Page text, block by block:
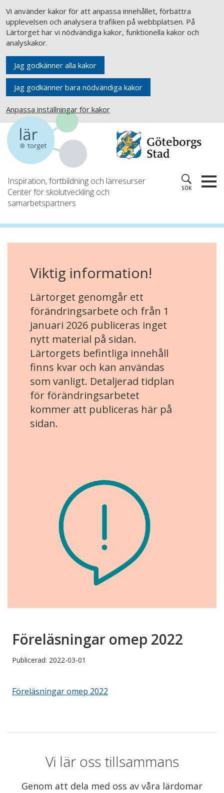
Vi använder kakor för att anpassa innehållet, förbättra
upplevelsen och analysera trafiken på webbplatsen. På
Lärtorget har vi nödvändiga kakor, funktionella kakor och
analyskakor.
Jag godkänner alla kakor
Jag godkänner bara nödvändiga kakor
Anpassa inställningar för kakor
Inspiration, fortbildning och lärresurser
Center för skolutveckling och
samarbetspartners
SÖK
Viktig information!
Lärtorget genomgår ett
förändringsarbete och från 1
januari 2026 publiceras inget
nytt material på sidan.
Lärtorgets befintliga innehåll
finns kvar och kan användas
som vanligt. Detaljerad tidplan
för förändringsarbetet
kommer att publiceras här på
sidan.
Föreläsningar omep 2022
Publicerad: 2022-03-01
Föreläsningar omep 2022
Vi lär oss tillsammans
Genom att dela med oss av våra lärdomar